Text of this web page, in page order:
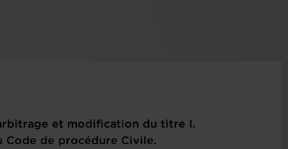
et modification du titre I.
Code de procédure Civile.